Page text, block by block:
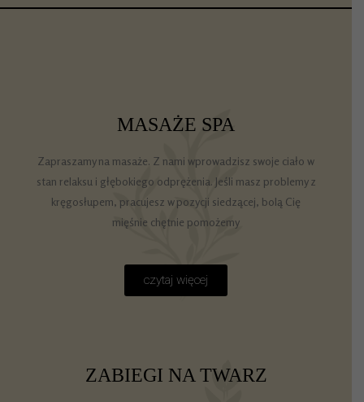
MASAŻE SPA
Zapraszamy na masaże. Z nami wprowadzisz swoje ciało w
stan relaksu i głębokiego odprężenia. Jeśli masz problemy z
kręgosłupem, pracujesz w pozycji siedzącej, bolą Cię
mięśnie chętnie pomożemy
czytaj więcej
ZABIEGI NA TWARZ